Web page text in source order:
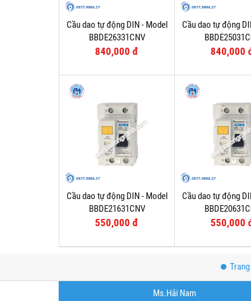
Cầu dao tự động DIN - Model
BBDE26331CNV
840,000 đ
Cầu dao tự động
840,000
Cầu dao tự động DIN - Model
BBDE21631CNV
550,000 đ
Cầu dao tự động
550,000
Ms.Hải Nam